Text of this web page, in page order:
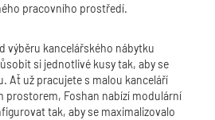
pracovního prostředí.
výběru kancelářského nábytku
si jednotlivé kusy tak, aby se
Ať už pracujete s malou kanceláří
prostorem, Foshan nabízí modulární
tak, aby se maximalizovalo